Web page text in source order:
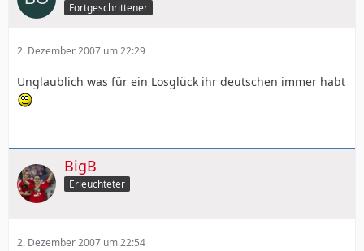
Fortgeschrittener
2. Dezember 2007 um 22:29
Unglaublich was für ein Losglück ihr deutschen immer habt
BigB
Erleuchteter
2. Dezember 2007 um 22:54